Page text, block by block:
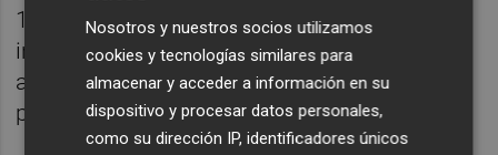
147.000 metros cúbicos al día. El contrato
incluye además trabajos de mejora y
aumento de la capacidad efectiva de la
planta.
Nosotros y nuestros socios utilizamos
cookies y tecnologías similares para
almacenar y acceder a información en su
dispositivo y procesar datos personales,
como su dirección IP, identificadores únicos